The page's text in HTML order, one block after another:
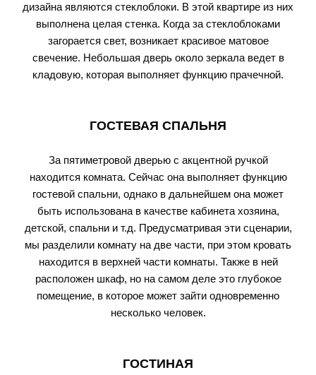
дизайна являются стеклоблоки. В этой квартире из них
выполнена целая стенка. Когда за стеклоблоками
загорается свет, возникает красивое матовое
свечение. Небольшая дверь около зеркала ведет в
кладовую, которая выполняет функцию прачечной.
ГОСТЕВАЯ СПАЛЬНЯ
За пятиметровой дверью с акцентной ручкой
находится комната. Сейчас она выполняет функцию
гостевой спальни, однако в дальнейшем она может
быть использована в качестве кабинета хозяина,
детской, спальни и т.д. Предусматривая эти сценарии,
мы разделили комнату на две части, при этом кровать
находится в верхней части комнаты. Также в ней
расположен шкаф, но на самом деле это глубокое
помещение, в которое может зайти одновременно
несколько человек.
ГОСТИНАЯ